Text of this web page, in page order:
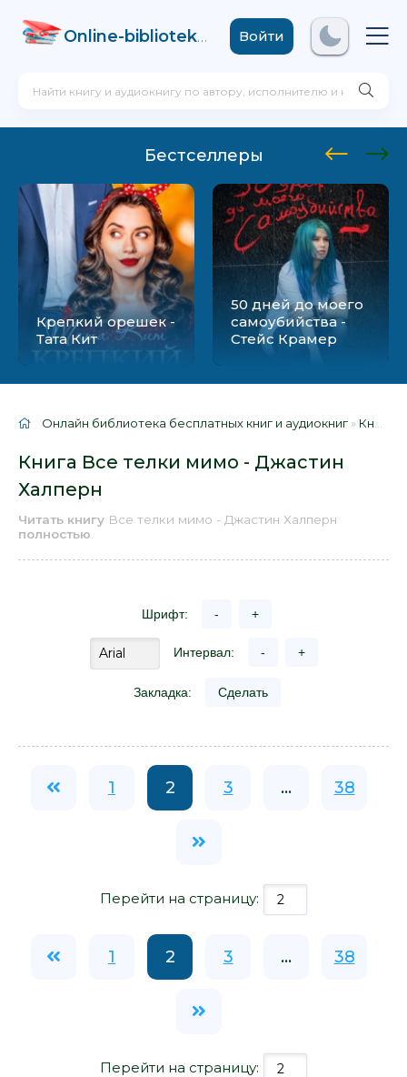
Online-biblioteka .comВойти
Бестселлеры
Крепкий орешек -
Тата Кит
50 дней до моего
самоубийства -
Стейс Крамер
Онлайн библиотека бесплатных книг и аудиокниг » Книги
Книга Все телки мимо - Джастин
Халперн
Читать книгу Все телки мимо - Джастин Халперн
полностью
Шрифт: - +
Интервал: - +
Закладка: Сделать
1 2 3 ... 38
Перейти на страницу:
1 2 3 ... 38
Перейти на страницу: